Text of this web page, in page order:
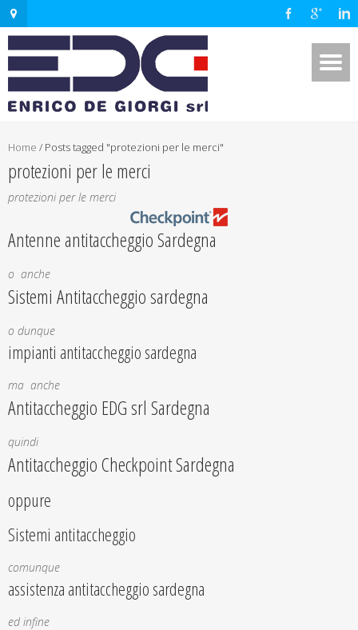
Home / Posts tagged "protezioni per le merci"
protezioni per le merci
protezioni per le merci
Antenne antitaccheggio Sardegna
o anche
Sistemi Antitaccheggio sardegna
o dunque
impianti antitaccheggio sardegna
ma anche
Antitaccheggio EDG srl Sardegna
quindi
Antitaccheggio Checkpoint Sardegna
oppure
Sistemi antitaccheggio
comunque
assistenza antitaccheggio sardegna
ed infine